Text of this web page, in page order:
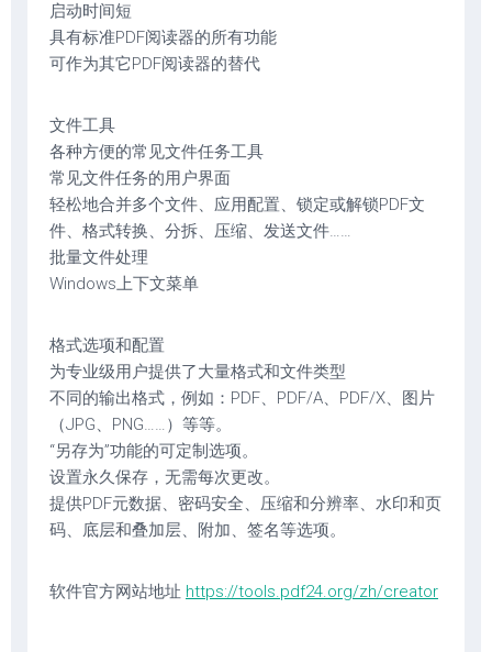
启动时间短
具有标准PDF阅读器的所有功能
可作为其它PDF阅读器的替代
文件工具
各种方便的常见文件任务工具
常见文件任务的用户界面
轻松地合并多个文件、应用配置、锁定或解锁PDF文
件、格式转换、分拆、压缩、发送文件……
批量文件处理
Windows上下文菜单
格式选项和配置
为专业级用户提供了大量格式和文件类型
不同的输出格式，例如：PDF、PDF/A、PDF/X、图片
（JPG、PNG……）等等。
“另存为”功能的可定制选项。
设置永久保存，无需每次更改。
提供PDF元数据、密码安全、压缩和分辨率、水印和页
码、底层和叠加层、附加、签名等选项。
软件官方网站地址 https://tools.pdf24.org/zh/creator